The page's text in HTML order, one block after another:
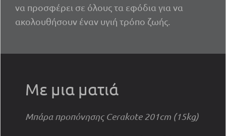
να προσφέρει σε όλους τα εφόδια για να
ακολουθήσουν έναν υγιή τρόπο ζωής.
Με μια ματιά
Μπάρα προπόνησης Cerakote 201cm (15kg)